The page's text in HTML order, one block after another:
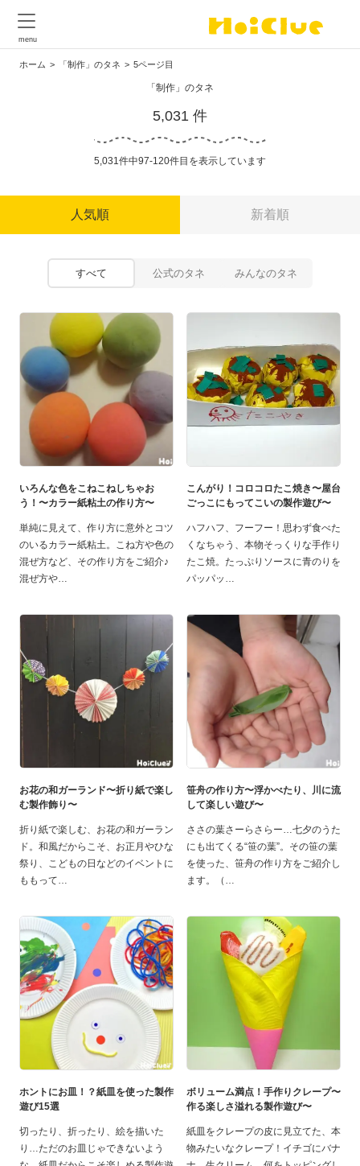
ホーム 「制作」のタネ 5ページ目
「制作」のタネ
5,031 件
5,031件中97-120件目を表示しています
人気順 新着順
すべて 公式のタネ みんなのタネ
いろんな色をこねこねしちゃお
う！〜カラー紙粘土の作り方〜
単純に見えて、作り方に意外とコツ
のいるカラー紙粘土。こね方や色の
混ぜ方など、その作り方をご紹介♪
混ぜ方や
こんがり！コロコロたこ焼き〜屋台
ごっこにもってこいの製作遊び〜
ハフハフ、フーフー！思わず食べた
くなちゃう、本物そっくりな手作り
たこ焼。たっぷりソースに青のりを
パッパッ
お花の和ガーランド〜折り紙で楽し
む製作飾り〜
折り紙で楽しむ、お花の和ガーラン
ド。和風だからこそ、お正月やひな
祭り、こどもの日などのイベントに
ももって
笹舟の作り方〜浮かべたり、川に流
して楽しい遊び〜
ささの葉さーらさらー…七夕のうた
にも出てくる“笹の葉”。その笹の葉
を使った、笹舟の作り方をご紹介し
ます。（
ホントにお皿！？紙皿を使った製作
遊び15選
切ったり、折ったり、絵を描いた
り…ただのお皿じゃできないよう
ボリューム満点！手作りクレープ〜
作る楽しさ溢れる製作遊び〜
紙皿をクレープの皮に見立てた、本
物みたいなクレープ！イチゴにバナ